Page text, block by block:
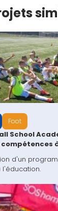
Foot
School
d'un
l'éducation.